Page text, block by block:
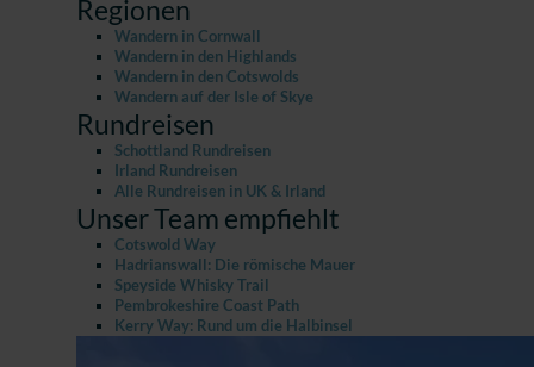
Regionen
Wandern in Cornwall
Wandern in den Highlands
Wandern in den Cotswolds
Wandern auf der Isle of Skye
Rundreisen
Schottland Rundreisen
Irland Rundreisen
Alle Rundreisen in UK & Irland
Unser Team empfiehlt
Cotswold Way
Hadrianswall: Die römische Mauer
Speyside Whisky Trail
Pembrokeshire Coast Path
Kerry Way: Rund um die Halbinsel